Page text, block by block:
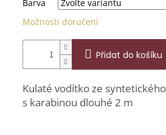
Barva
Možnosti doručení
Přidat do košíku
Kulaté vodítko ze
s karabinou dlouhé 2 m